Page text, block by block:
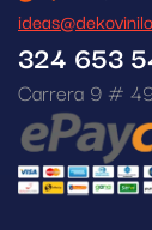
324 653
Carrera 9 #